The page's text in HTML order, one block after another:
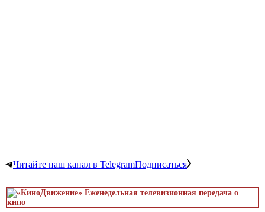
Читайте наш канал в TelegramПодписаться